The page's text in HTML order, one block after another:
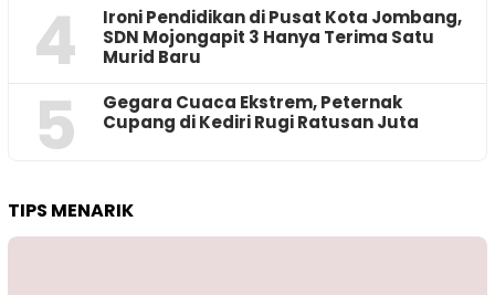
4
Ironi Pendidikan di Pusat Kota Jombang,
SDN Mojongapit 3 Hanya Terima Satu
Murid Baru
5
‎Gegara Cuaca Ekstrem, Peternak
Cupang di Kediri Rugi Ratusan Juta
TIPS MENARIK